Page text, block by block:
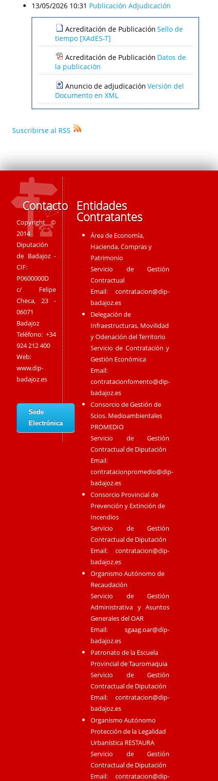
13/05/2026 10:31 Publicación Adjudicación
Acreditación de Publicación Sello de
tiempo [XAdES-T]
Acreditación de Publicación Datos de
la publicación
Anuncio de adjudicación Versión del
Documento en XML
Suscribirse al RSS
Contacto
Copyright ©
2014
Diputación
de Badajoz -
CIF:
P0600000D
c/ Felipe
Checa, 23 -
06071
Badajoz
Teléfono: +34
924 212 400
Web:
www.dip-
badajoz.es
Sede
Electrónica
Entidades
Contratantes
Área de Economía,
Hacienda, Compras y
Patrimonio
Servicio de Gestión
Contractual
Email:contratacion@dip-
badajoz.es
Delegación de
Infraestructuras, Movilidad
y Odenación del Territorio
Servicio de Contratación y
Gestión Económica
Email:
contratacionfomento@dip-
badajoz.es
Consorcio de Gestión de
Scios. Medioambientales
PROMEDIO
Servicio de Gestión
Contractual de Diputación
Email:
contratacionpromedio@dip-
badajoz.es
Consorcio Provincial de
Prevención y Extinción de
Incendios
Servicio de Gestión
Contractual de Diputación
Email:contratacion@dip-
badajoz.es
Organismo Autónomo de
Recaudación
Servicio de Gestión
Administrativa y Asuntos
Generales del OAR
Email:sgaag.oar@dip-
badajoz.es
Patronato de la Escuela
Provincial de Tauromaquia
Servicio de Gestión
Contractual de Diputación
Email:contratacion@dip-
badajoz.es
Organismo Autónomo
Protección de la Legalidad
Urbanística RESTAURA
Servicio de Gestión
Contractual de Diputación
Email:contratacion@dip-